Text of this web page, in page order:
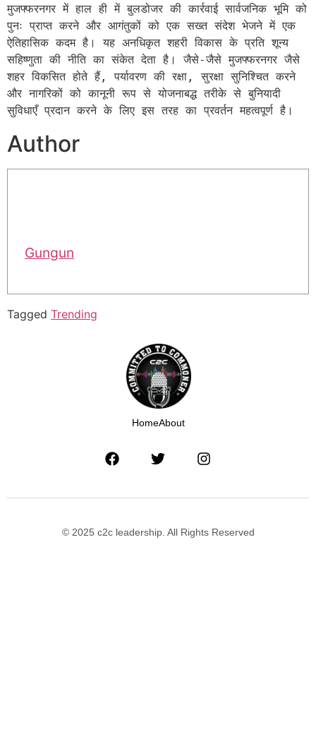
मुजफ्फरनगर में हाल ही में बुलडोजर की कार्रवाई सार्वजनिक भूमि को
पुनः प्राप्त करने और आगंतुकों को एक सख्त संदेश भेजने में एक
ऐतिहासिक कदम है। यह अनधिकृत शहरी विकास के प्रति शून्य
सहिष्णुता की नीति का संकेत देता है। जैसे-जैसे मुजफ्फरनगर जैसे
शहर विकसित होते हैं, पर्यावरण की रक्षा, सुरक्षा सुनिश्चित करने
और नागरिकों को कानूनी रूप से योजनाबद्ध तरीके से बुनियादी
सुविधाएँ प्रदान करने के लिए इस तरह का प्रवर्तन महत्वपूर्ण है।
Author
Gungun
Tagged Trending
HomeAbout
© 2025 c2c leadership. All Rights Reserved